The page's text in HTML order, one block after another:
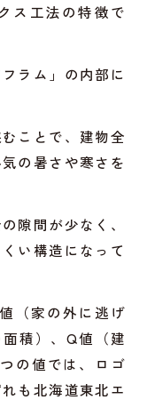
ス工法の特徴で
ラム」の内部に
ことで、建物全
の暑さや寒さを
隙間が少なく、
い構造になって
（家の外に逃げ
積）、Q値（建
の値では、ロゴ
も北海道東北エ